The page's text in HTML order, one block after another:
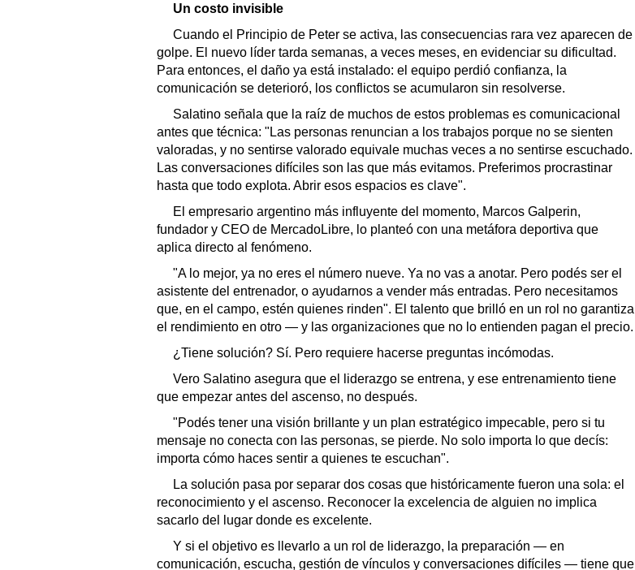
Un costo invisible
Cuando el Principio de Peter se activa, las consecuencias rara vez aparecen de
golpe. El nuevo líder tarda semanas, a veces meses, en evidenciar su dificultad.
Para entonces, el daño ya está instalado: el equipo perdió confianza, la
comunicación se deterioró, los conflictos se acumularon sin resolverse.
Salatino señala que la raíz de muchos de estos problemas es comunicacional
antes que técnica: "Las personas renuncian a los trabajos porque no se sienten
valoradas, y no sentirse valorado equivale muchas veces a no sentirse escuchado.
Las conversaciones difíciles son las que más evitamos. Preferimos procrastinar
hasta que todo explota. Abrir esos espacios es clave".
El empresario argentino más influyente del momento, Marcos Galperin,
fundador y CEO de MercadoLibre, lo planteó con una metáfora deportiva que
aplica directo al fenómeno.
"A lo mejor, ya no eres el número nueve. Ya no vas a anotar. Pero podés ser el
asistente del entrenador, o ayudarnos a vender más entradas. Pero necesitamos
que, en el campo, estén quienes rinden". El talento que brilló en un rol no garantiza
el rendimiento en otro — y las organizaciones que no lo entienden pagan el precio.
¿Tiene solución? Sí. Pero requiere hacerse preguntas incómodas.
Vero Salatino asegura que el liderazgo se entrena, y ese entrenamiento tiene
que empezar antes del ascenso, no después.
"Podés tener una visión brillante y un plan estratégico impecable, pero si tu
mensaje no conecta con las personas, se pierde. No solo importa lo que decís:
importa cómo haces sentir a quienes te escuchan".
La solución pasa por separar dos cosas que históricamente fueron una sola: el
reconocimiento y el ascenso. Reconocer la excelencia de alguien no implica
sacarlo del lugar donde es excelente.
Y si el objetivo es llevarlo a un rol de liderazgo, la preparación — en
comunicación, escucha, gestión de vínculos y conversaciones difíciles — tiene que